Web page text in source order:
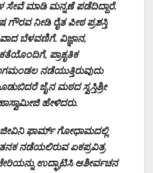
ಸೇವೆ ಮಾಡಿ ಮನ್ನಣೆ ಪಡೆದಿದ್ದಾರೆ.
ಗೌರವ ನೀಡಿ ರೈತ ಪೀಠ ಪ್ರಶಸ್ತಿ
ಬೆಳವಣಿಗೆ. ವಿಜ್ಞಾನ,
ಪ್ರಾಕೃತಿಕ
ನಡೆಯುತ್ತಿರುವುದು
ಜೈನ ಮಠದ ಸ್ವಸ್ತಿಶ್ರೀ
ಹೇಳಿದರು.
ಫಾರ್ಮ್‌ ಗೋಧಾಮದಲ್ಲಿ
ನಡೆಯಲಿರುವ ಏಕಪ್ರವಿತ್ರ
ಉದ್ಘಾಟಿಸಿ ಆಶೀರ್ವಚನ